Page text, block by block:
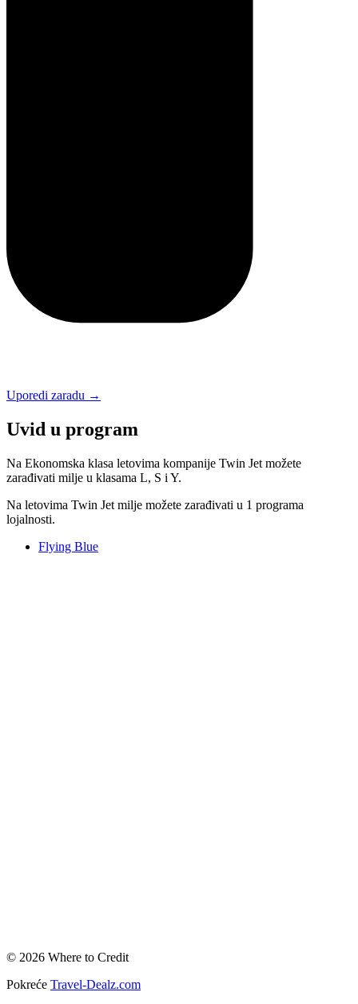
Uporedi zaradu →
Uvid u program
Na Ekonomska klasa letovima kompanije Twin Jet možete
zarađivati milje u klasama L, S i Y.
Na letovima Twin Jet milje možete zarađivati u 1 programa
lojalnosti.
Flying Blue
© 2026 Where to Credit
Pokreće Travel-Dealz.com